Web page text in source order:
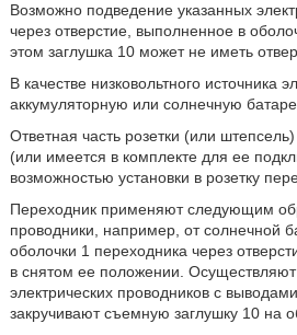
Возможно подведение указанных
через отверстие, выполненное в
этом заглушка 10 может не иметь
В качестве низковольтного источника
аккумуляторную или солнечную
Ответная часть розетки (или
(или имеется в комплекте для ее
возможностью установки в розетку
Переходник применяют следующим
проводники, например, от солнечной
оболочки 1 переходника через
в снятом ее положении.
электрических проводников с
закручивают съемную заглушку 10 на